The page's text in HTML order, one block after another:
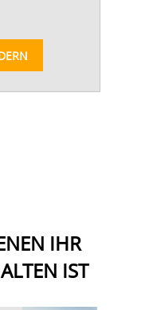
IHR
IST